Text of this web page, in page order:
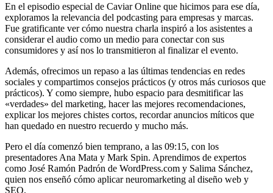
En el episodio especial de Caviar Online que hicimos para ese día,
exploramos la relevancia del podcasting para empresas y marcas.
Fue gratificante ver cómo nuestra charla inspiró a los asistentes a
considerar el audio como un medio para conectar con sus
consumidores y así nos lo transmitieron al finalizar el evento.
Además, ofrecimos un repaso a las últimas tendencias en redes
sociales y compartimos consejos prácticos (y otros más curiosos que
prácticos). Y como siempre, hubo espacio para desmitificar las
«verdades» del marketing, hacer las mejores recomendaciones,
explicar los mejores chistes cortos, recordar anuncios míticos que
han quedado en nuestro recuerdo y mucho más.
Pero el día comenzó bien temprano, a las 09:15, con los
presentadores Ana Mata y Mark Spin. Aprendimos de expertos
como José Ramón Padrón de WordPress.com y Salima Sánchez,
quien nos enseñó cómo aplicar neuromarketing al diseño web y
SEO.